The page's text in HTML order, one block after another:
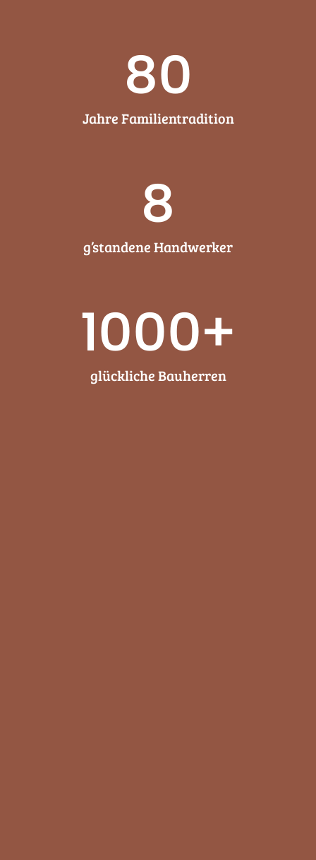
80
Jahre Familien­tradition
8
g’standene Handwerker
1000+
glückliche Bauherren